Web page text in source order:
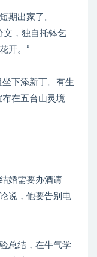
期出家了。
文，独自托钵乞
开。”
坐下添新丁。有生
布在五台山灵境
婚需要办酒请
说，他要告别电
总结，在牛气学